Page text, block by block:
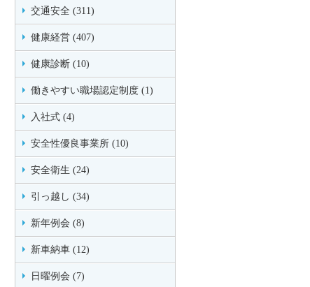
交通安全 (311)
健康経営 (407)
健康診断 (10)
働きやすい職場認定制度 (1)
入社式 (4)
安全性優良事業所 (10)
安全衛生 (24)
引っ越し (34)
新年例会 (8)
新車納車 (12)
日曜例会 (7)